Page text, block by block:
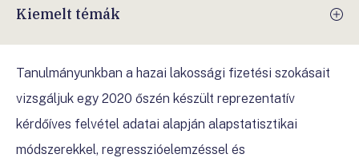
Kiemelt témák
Tanulmányunkban a hazai lakossági fizetési szokásait
vizsgáljuk egy 2020 őszén készült reprezentatív
kérdőíves felvétel adatai alapján alapstatisztikai
módszerekkel, regresszióelemzéssel és